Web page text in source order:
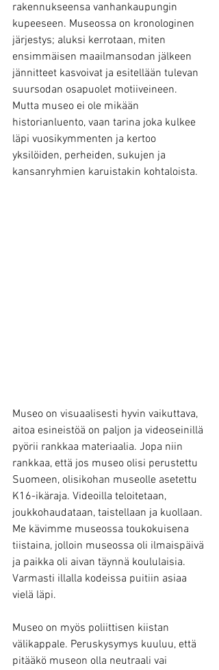
rakennukseensa vanhankaupungin
kupeeseen. Museossa on kronologinen
järjestys; aluksi kerrotaan, miten
ensimmäisen maailmansodan jälkeen
jännitteet kasvoivat ja esitellään tulevan
suursodan osapuolet motiiveineen.
Mutta museo ei ole mikään
historianluento, vaan tarina joka kulkee
läpi vuosikymmenten ja kertoo
yksilöiden, perheiden, sukujen ja
kansanryhmien karuistakin kohtaloista.
Museo on visuaalisesti hyvin vaikuttava,
aitoa esineistöä on paljon ja videoseinillä
pyörii rankkaa materiaalia. Jopa niin
rankkaa, että jos museo olisi perustettu
Suomeen, olisikohan museolle asetettu
K16-ikäraja. Videoilla teloitetaan,
joukkohaudataan, taistellaan ja kuollaan.
Me kävimme museossa toukokuisena
tiistaina, jolloin museossa oli ilmaispäivä
ja paikka oli aivan täynnä koululaisia.
Varmasti illalla kodeissa puitiin asiaa
vielä läpi.
Museo on myös poliittisen kiistan
välikappale. Peruskysymys kuuluu, että
pitääkö museon olla neutraali vai